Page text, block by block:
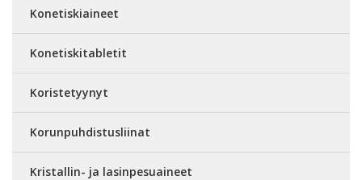
Konetiskiaineet
Konetiskitabletit
Koristetyynyt
Korunpuhdistusliinat
Kristallin- ja lasinpesuaineet